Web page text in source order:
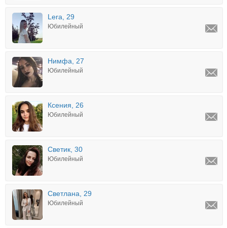
Lera, 29
Юбилейный
Нимфа, 27
Юбилейный
Ксения, 26
Юбилейный
Светик, 30
Юбилейный
Светлана, 29
Юбилейный